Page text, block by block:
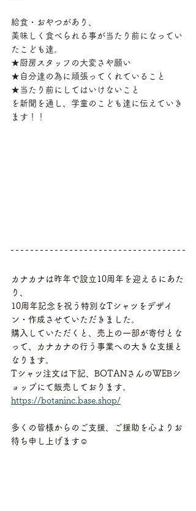
給食・おやつがあり、
美味しく食べられる事が当たり前になってい
たこども達。
★厨房スタッフの大変さや願い
★自分達の為に頑張ってくれていること
★当たり前にしてはいけないこと
を新聞を通し、学童のこども達に伝えていき
ます！！
カナカナは昨年で設立10周年を迎えるにあた
り、
10周年記念を祝う特別なTシャツをデザイ
ン・作成させていただきました。
購入していただくと、売上の一部が寄付とな
って、カナカナの行う事業への大きな支援と
なります。
Tシャツ注文は下記、BOTANさんのWEBシ
ョップにて販売しております。
https://botaninc.base.shop/
多くの皆様からのご支援、ご援助を心よりお
待ち申し上げます☺️